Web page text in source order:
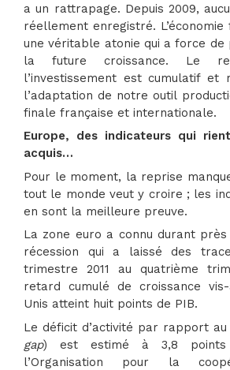
a un rattrapage. Depuis 2009,
réellement enregistré.
une véritable atonie qui a force
la future croissance. Le
l’investissement est cumulatif et
l’adaptation de notre outil
finale française et internationale.
Europe, des indicateurs qui
acquis…
Pour le moment, la reprise
tout le monde veut y croire ; les
en sont la meilleure preuve.
La zone euro a connu durant
récession qui a laissé des
trimestre 2011 au quatrième
retard cumulé de croissance
Unis atteint huit points de PIB.
Le déficit d’activité par rapport
gap) est estimé à 3,8
l’Organisation pour la